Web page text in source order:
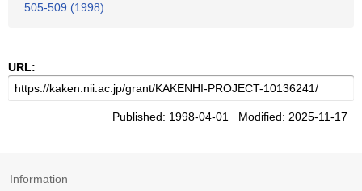
505-509 (1998)
URL:
Published: 1998-04-01 Modified: 2025-11-17
Information